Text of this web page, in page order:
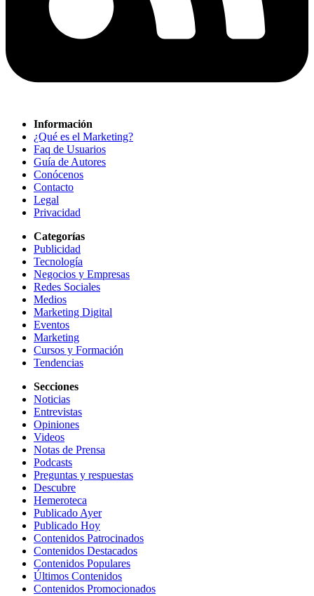
Información
¿Qué es el Marketing?
Faq de Usuarios
Guía de Autores
Conócenos
Contacto
Legal
Privacidad
Categorías
Publicidad
Tecnología
Negocios y Empresas
Redes Sociales
Medios
Marketing Digital
Eventos
Marketing
Cursos y Formación
Tendencias
Secciones
Noticias
Entrevistas
Opiniones
Videos
Notas de Prensa
Podcasts
Preguntas y respuestas
Descubre
Hemeroteca
Publicado Ayer
Publicado Hoy
Contenidos Patrocinados
Contenidos Destacados
Contenidos Populares
Últimos Contenidos
Contenidos Promocionados